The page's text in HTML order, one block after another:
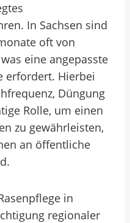
In Sachsen sind
oft von
eine angepasste
erfordert. Hierbei
Düngung
Rolle, um einen
zu gewährleisten,
an öffentliche
in
regionaler